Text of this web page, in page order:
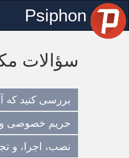
Psiphon
سؤالات
بررسی کنید که
حریم خصوصی و
نصب، اجرا، و